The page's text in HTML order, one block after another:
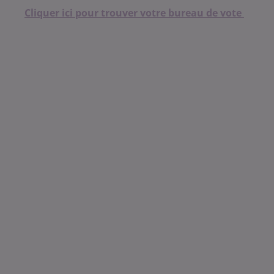
Cliquer ici pour trouver votre bureau de vote